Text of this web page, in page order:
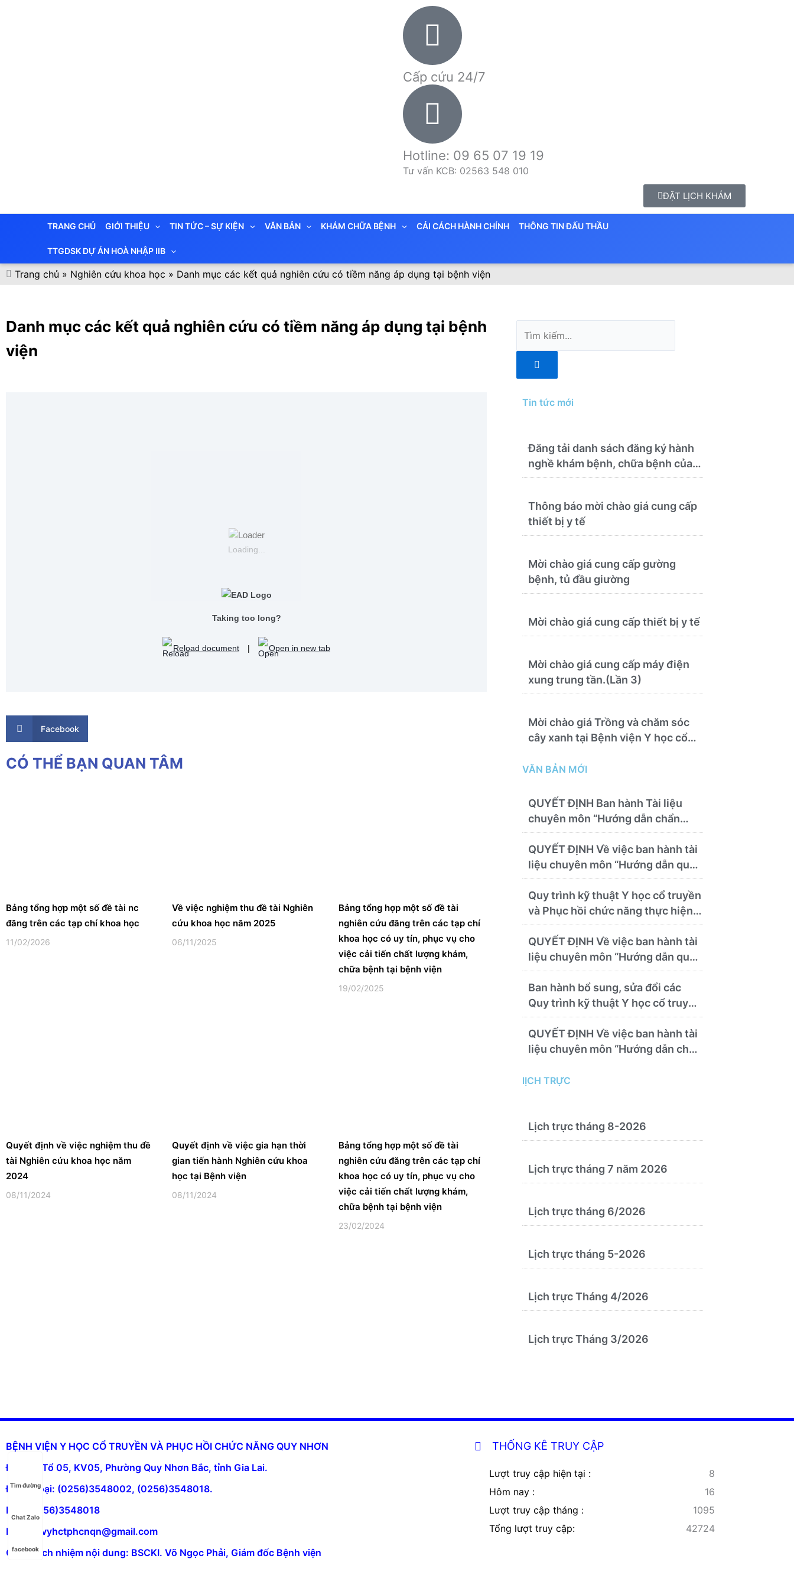
Cấp cứu 24/7
Hotline: 09 65 07 19 19
Tư vấn KCB: 02563 548 010
ĐẶT LỊCH KHÁM
TRANG CHỦ GIỚI THIỆU TIN TỨC – SỰ KIỆN VĂN BẢN KHÁM CHỮA BỆNH CẢI CÁCH HÀNH CHÍNH THÔNG TIN ĐẤU THẦU
TTGDSK DỰ ÁN HOÀ NHẬP IIB
Trang chủ » Nghiên cứu khoa học » Danh mục các kết quả nghiên cứu có tiềm năng áp dụng tại bệnh viện
Danh mục các kết quả nghiên cứu có tiềm năng áp dụng tại bệnh
viện
Loading...
Taking too long?
Reload document | Open in new tab
Facebook
CÓ THỂ BẠN QUAN TÂM
Bảng tổng hợp một số đề tài nc
đăng trên các tạp chí khoa học
11/02/2026
Về việc nghiệm thu đề tài Nghiên
cứu khoa học năm 2025
06/11/2025
Bảng tổng hợp một số đề tài
nghiên cứu đăng trên các tạp chí
khoa học có uy tín, phục vụ cho
việc cải tiến chất lượng khám,
chữa bệnh tại bệnh viện
19/02/2025
Quyết định về việc nghiệm thu đề
tài Nghiên cứu khoa học năm
2024
08/11/2024
Quyết định về việc gia hạn thời
gian tiến hành Nghiên cứu khoa
học tại Bệnh viện
08/11/2024
Bảng tổng hợp một số đề tài
nghiên cứu đăng trên các tạp chí
khoa học có uy tín, phục vụ cho
việc cải tiến chất lượng khám,
chữa bệnh tại bệnh viện
23/02/2024
kiếm
Tin tức mới
Đăng tải danh sách đăng ký hành
nghề khám bệnh, chữa bệnh của
Bệnh viện Y học cổ truyền và
(22/6/2026)
Thông báo mời chào giá cung cấp
thiết bị y tế
Mời chào giá cung cấp gường
bệnh, tủ đầu giường
Mời chào giá cung cấp thiết bị y tế
Mời chào giá cung cấp máy điện
xung trung tần.(Lần 3)
Mời chào giá Trồng và chăm sóc
cây xanh tại Bệnh viện Y học cổ
Nhơn năm 2026 ( PL bản Danh
theo)
VĂN BẢN MỚI
QUYẾT ĐỊNH Ban hành Tài liệu
chuyên môn “Hướng dẫn chẩn
đoán và điều trị các bệnh thường
gặp tại Bệnh viện Y học cổ truyền
và Phục hồi chức năng Quy Nhơn”
QUYẾT ĐỊNH Về việc ban hành tài
liệu chuyên môn “Hướng dẫn quy
trình kỹ thuật về chẩn đoán hình
ảnh thuộc chương Điện quang”
Quy trình kỹ thuật Y học cổ truyền
và Phục hồi chức năng thực hiện
tại Bệnh viện
QUYẾT ĐỊNH Về việc ban hành tài
liệu chuyên môn “Hướng dẫn quy
trình kỹ thuật chuyên ngành y học
cổ truyền”
Ban hành bổ sung, sửa đổi các
Quy trình kỹ thuật Y học cổ truyền
và Phục hồi chức năng thực hiện
tại Bệnh viện
QUYẾT ĐỊNH Về việc ban hành tài
liệu chuyên môn “Hướng dẫn chẩn
cổ truyền, kết hợp y học cổ truyền
lỊCH TRỰC
Lịch trực tháng 8-2026
Lịch trực tháng 7 năm 2026
Lịch trực tháng 6/2026
Lịch trực tháng 5-2026
Lịch trực Tháng 4/2026
Lịch trực Tháng 3/2026
BỆNH VIỆN Y HỌC CỔ TRUYỀN VÀ PHỤC HỒI CHỨC NĂNG QUY NHƠN
Địa chỉ: Tổ 05, KV05, Phường Quy Nhơn Bắc, tỉnh Gia Lai.
Điện thoại: (0256)3548002, (0256)3548018.
Fax: (0256)3548018
Email: bvyhctphcnqn@gmail.com
Chịu trách nhiệm nội dung: BSCKI. Võ Ngọc Phải, Giám đốc Bệnh viện
Tìm đường
Chat Zalo
facebook
THỐNG KÊ TRUY CẬP
Lượt truy cập hiện tại :
8
Hôm nay :
16
Lượt truy cập tháng :
1095
Tổng lượt truy cập:
42724